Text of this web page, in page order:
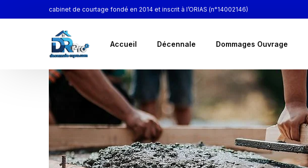
cabinet de courtage fondé en 2014 et inscrit à l’ORIAS (n°14002146)
Accueil Décennale Dommages Ouvrage